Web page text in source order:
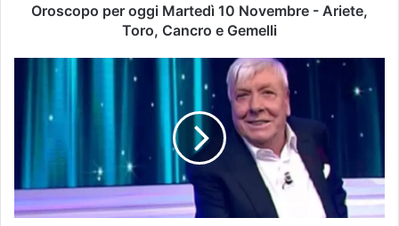
Oroscopo per oggi Martedì 10 Novembre - Ariete,
Toro, Cancro e Gemelli